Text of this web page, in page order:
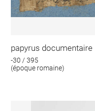
papyrus documentaire
-30 / 395
(époque romaine)